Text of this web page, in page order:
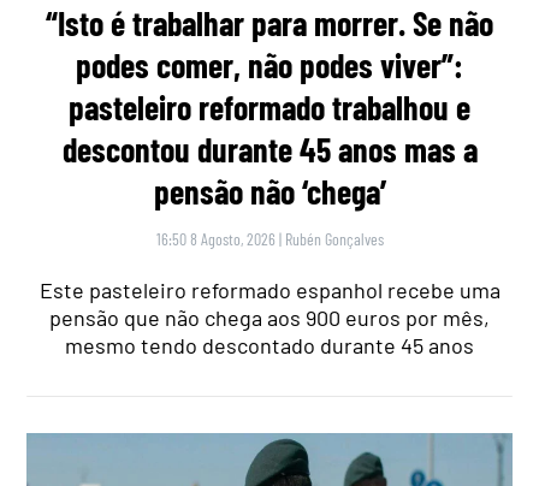
“Isto é trabalhar para morrer. Se não
podes comer, não podes viver”:
pasteleiro reformado trabalhou e
descontou durante 45 anos mas a
pensão não ‘chega’
16:50 8 Agosto, 2026 | Rubén Gonçalves
Este pasteleiro reformado espanhol recebe uma
pensão que não chega aos 900 euros por mês,
mesmo tendo descontado durante 45 anos